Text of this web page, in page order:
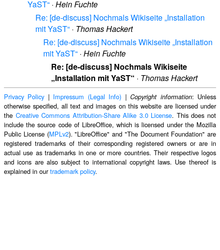
YaST“ · Hein Fuchte
Re: [de-discuss] Nochmals Wikiseite „Installation
mit YaST“ · Thomas Hackert
Re: [de-discuss] Nochmals Wikiseite „Installation
mit YaST“ · Hein Fuchte
Re: [de-discuss] Nochmals Wikiseite
„Installation mit YaST“ · Thomas Hackert
Privacy Policy | Impressum (Legal Info) |Copyright information: Unless
otherwise specified, all text and images on this website are licensed under
the Creative Commons Attribution-Share Alike 3.0 License. This does not
include the source code of LibreOffice, which is licensed under the Mozilla
Public License (MPLv2). "LibreOffice" and "The Document Foundation" are
registered trademarks of their corresponding registered owners or are in
actual use as trademarks in one or more countries. Their respective logos
and icons are also subject to international copyright laws. Use thereof is
explained in ourtrademark policy.